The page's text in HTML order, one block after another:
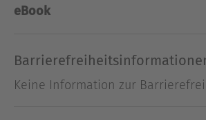
eBook
Keine Information zur